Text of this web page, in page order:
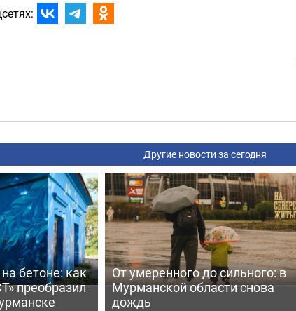
Другие новости за сегодня
бетоне: как
преобразил
От умеренного до сильного: в
Мурманской области снова
дождь